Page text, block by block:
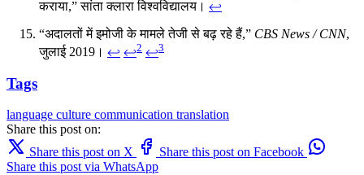
कराया,” सांता क्लारा विश्वविद्यालय। ↩
“अदालतों में इमोजी के मामले तेजी से बढ़ रहे हैं,” CBS News / CNN,
जुलाई 2019। ↩ ↩2 ↩3
Tags
language culture communication translation
Share this post on:
Share this post on X
Share this post on Facebook
Share this post via WhatsApp